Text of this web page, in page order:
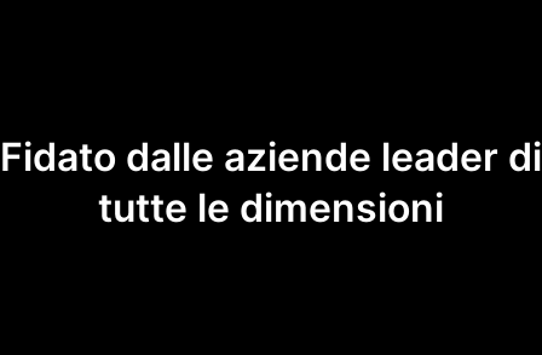
Fidato dalle aziende leader di
tutte le dimensioni